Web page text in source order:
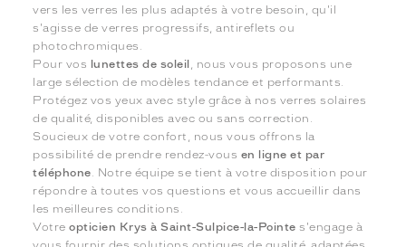
vers les verres les plus adaptés à votre besoin, qu'il
s'agisse de verres progressifs, antireflets ou
photochromiques.
Pour vos lunettes de soleil , nous vous proposons une
large sélection de modèles tendance et performants.
Protégez vos yeux avec style grâce à nos verres solaires
de qualité, disponibles avec ou sans correction.
Soucieux de votre confort, nous vous offrons la
possibilité de prendre rendez-vous en ligne et par
téléphone. Notre équipe se tient à votre disposition pour
répondre à toutes vos questions et vous accueillir dans
les meilleures conditions.
Votreopticien Krys à Saint-Sulpice-la-Pointe s'engage à